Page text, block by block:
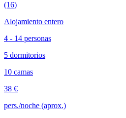
(16)
Alojamiento entero
4 - 14 personas
5 dormitorios
10 camas
38 €
pers./noche (aprox.)